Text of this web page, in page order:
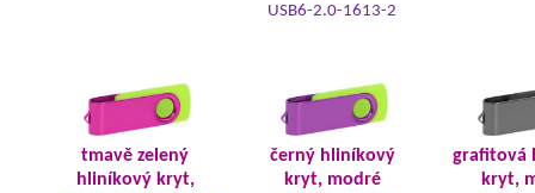
USB6-2.0-1613-2
tmavě zelený
hliníkový kryt,
černý hliníkový
kryt, modré
grafitová
kryt,